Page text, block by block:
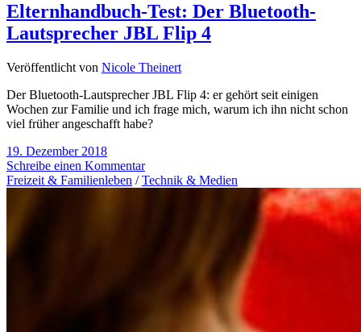
Elternhandbuch-Test: Der Bluetooth-
Lautsprecher JBL Flip 4
Veröffentlicht von Nicole Theinert
Der Bluetooth-Lautsprecher JBL Flip 4: er gehört seit einigen
Wochen zur Familie und ich frage mich, warum ich ihn nicht schon
viel früher angeschafft habe?
19. Dezember 2018
Schreibe einen Kommentar
Freizeit & Familienleben /Technik & Medien